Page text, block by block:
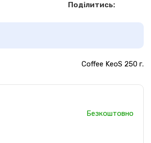
Поділитись:
Coffee KeoS 250 г.
Безкоштовно